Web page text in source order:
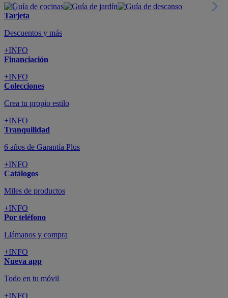
Tarjeta
Descuentos y más
+INFO
Financiación
+INFO
Colecciones
Crea tu propio estilo
+INFO
Tranquilidad
6 años de Garantía Plus
+INFO
Catálogos
Miles de productos
+INFO
Por teléfono
Llámanos y compra
+INFO
Nueva app
Todo en tu móvil
+INFO